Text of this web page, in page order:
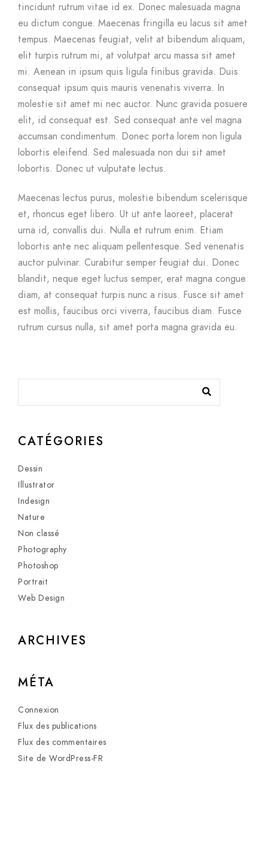
tincidunt rutrum vitae id ex. Donec malesuada magna
eu dictum congue. Maecenas fringilla eu lacus sit amet
tempus. Maecenas feugiat, velit at bibendum aliquam,
elit turpis rutrum mi, at volutpat arcu massa sit amet
mi. Aenean in ipsum quis ligula finibus gravida. Duis
consequat ipsum quis mauris venenatis viverra. In
molestie sit amet mi nec auctor. Nunc gravida posuere
elit, id consequat est. Sed consequat ante vel magna
accumsan condimentum. Donec porta lorem non ligula
lobortis eleifend. Sed malesuada non dui sit amet
lobortis. Donec ut vulputate lectus.
Maecenas lectus purus, molestie bibendum scelerisque
et, rhoncus eget libero. Ut ut ante laoreet, placerat
urna id, convallis dui. Nulla et rutrum enim. Etiam
lobortis ante nec aliquam pellentesque. Sed venenatis
auctor pulvinar. Curabitur semper feugiat dui. Donec
blandit, neque eget luctus semper, erat magna congue
diam, at consequat turpis nunc a risus. Fusce sit amet
est mollis, faucibus orci viverra, faucibus diam. Fusce
rutrum cursus nulla, sit amet porta magna gravida eu.
CATÉGORIES
Dessin
Illustrator
Indesign
Nature
Non classé
Photography
Photoshop
Portrait
Web Design
ARCHIVES
MÉTA
Connexion
Flux des publications
Flux des commentaires
Site de WordPress-FR